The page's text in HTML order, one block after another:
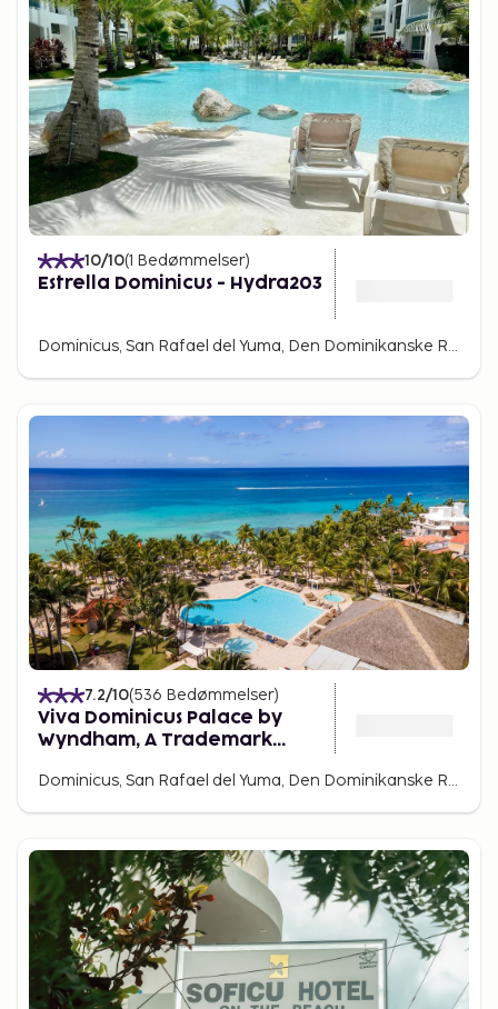
10/10(1 Bedømmelser)
Estrella Dominicus - Hydra203
Dominicus, San Rafael del Yuma, Den Dominikanske Republik
7.2/10(536 Bedømmelser)
Viva Dominicus Palace by
Wyndham, A Trademark
Dominicus, San Rafael del Yuma, Den Dominikanske Republik